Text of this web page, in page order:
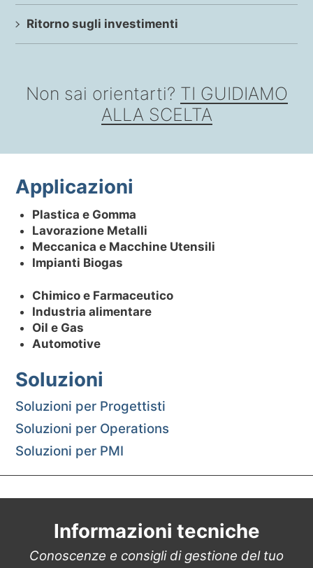
Ritorno sugli investimenti
Non sai orientarti? TI GUIDIAMO
ALLA SCELTA
Applicazioni
Plastica e Gomma
Lavorazione Metalli
Meccanica e Macchine Utensili
Impianti Biogas
Chimico e Farmaceutico
Industria alimentare
Oil e Gas
Automotive
Soluzioni
Soluzioni per Progettisti
Soluzioni per Operations
Soluzioni per PMI
Informazioni tecniche
Conoscenze e consigli di gestione del tuo